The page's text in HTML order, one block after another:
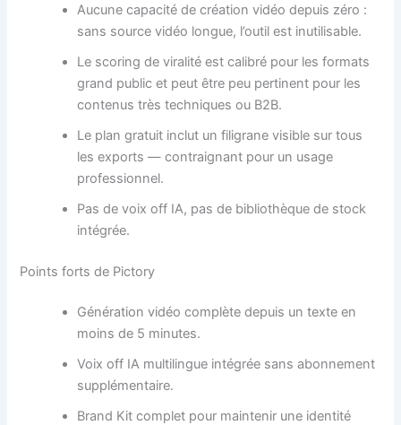
Aucune capacité de création vidéo depuis zéro :
sans source vidéo longue, l’outil est inutilisable.
Le scoring de viralité est calibré pour les formats
grand public et peut être peu pertinent pour les
contenus très techniques ou B2B.
Le plan gratuit inclut un filigrane visible sur tous
les exports — contraignant pour un usage
professionnel.
Pas de voix off IA, pas de bibliothèque de stock
intégrée.
Points forts de Pictory
Génération vidéo complète depuis un texte en
moins de 5 minutes.
Voix off IA multilingue intégrée sans abonnement
supplémentaire.
Brand Kit complet pour maintenir une identité